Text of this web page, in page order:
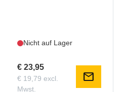
Nicht auf Lager
€ 23,95
€ 19,79 excl.
Mwst.
mail